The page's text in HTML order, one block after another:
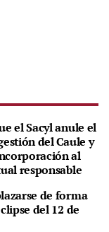
el Sacyl anule el
del Caule y
al
responsable
de forma
del 12 de